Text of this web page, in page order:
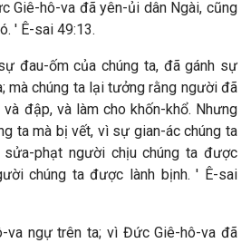
Giê-hô-va đã yên-ủi dân Ngài, cũng
' Ê-sai 49:13.
đau-ốm của chúng ta, đã gánh sự
mà chúng ta lại tưởng rằng người đã
đập, và làm cho khốn-khổ. Nhưng
ta mà bị vết, vì sự gian-ác chúng ta
phạt người chịu chúng ta được
chúng ta được lành bịnh. ' Ê-sai
va ngự trên ta; vì Đức Giê-hô-va đã